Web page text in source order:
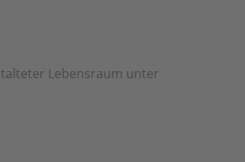
Lebensraum unter